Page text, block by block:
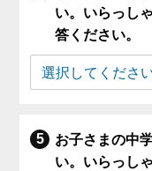
い。いらっし
答ください。
お子さまの中
い。いらっし